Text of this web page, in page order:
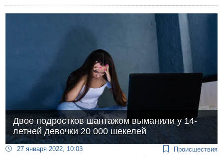
Двое подростков шантажом выманили у 14-
летней девочки 20 000 шекелей
27 января 2022, 10:03 Происшествия